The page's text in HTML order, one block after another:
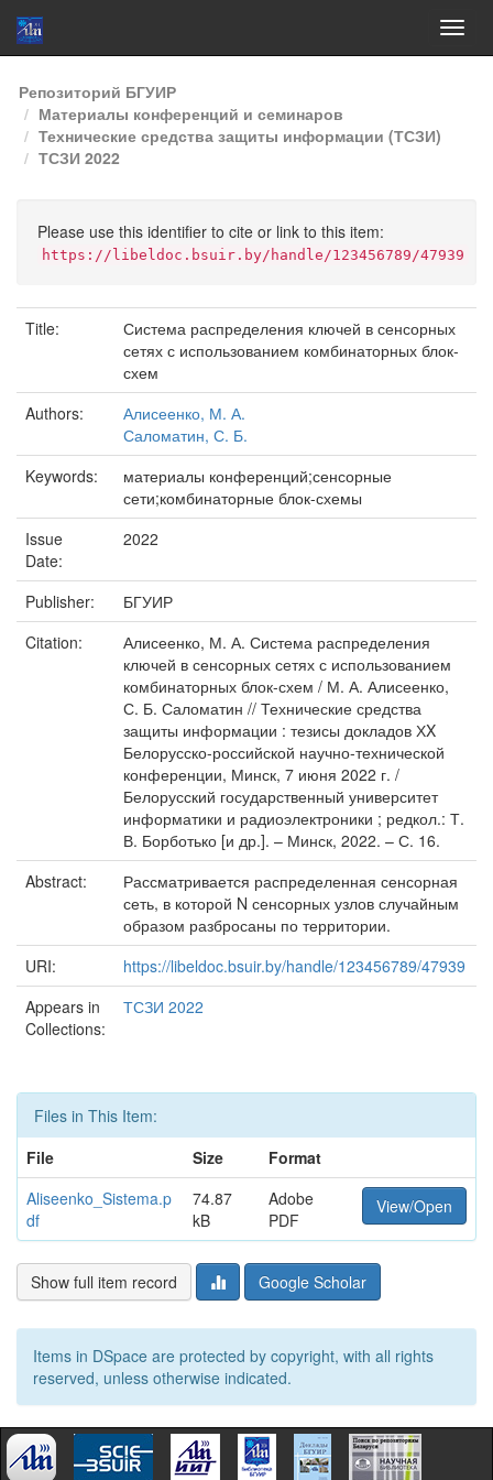
Skip
navigation
Репозиторий БГУИР
Материалы конференций и семинаров
Технические средства защиты информации (ТСЗИ)
ТСЗИ 2022
Please use this identifier to cite or link to this item:
https://libeldoc.bsuir.by/handle/123456789/47939
Title:
Система распределения ключей в сенсорных
сетях с использованием комбинаторных блок-
схем
Authors:
Алисеенко, М. А.
Саломатин, С. Б.
Keywords:
материалы конференций;сенсорные
сети;комбинаторные блок-схемы
Issue
Date:
2022
Publisher:
БГУИР
Citation:
Алисеенко, М. А. Система распределения
ключей в сенсорных сетях с использованием
комбинаторных блок-схем / М. А. Алисеенко,
С. Б. Саломатин // Технические средства
защиты информации : тезисы докладов ХX
Белорусско-российской научно-технической
конференции, Минск, 7 июня 2022 г. /
Белорусский государственный университет
информатики и радиоэлектроники ; редкол.: Т.
В. Борботько [и др.]. – Минск, 2022. – С. 16.
Abstract:
Рассматривается распределенная сенсорная
сеть, в которой N сенсорных узлов случайным
образом разбросаны по территории.
URI:
https://libeldoc.bsuir.by/handle/123456789/47939
Appears in
Collections:
ТСЗИ 2022
Files in This Item:
File
Size
Format
Aliseenko_Sistema.p
df
74.87
kB
Adobe
PDF
View/Open
Show full item record Google Scholar
Items in DSpace are protected by copyright, with all rights
reserved, unless otherwise indicated.